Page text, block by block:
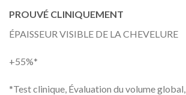
PROUVÉ CLINIQUEMENT
ÉPAISSEUR VISIBLE DE LA CHEVELURE
+55%*
+55%*
*Test clinique, Évaluation du volume global,